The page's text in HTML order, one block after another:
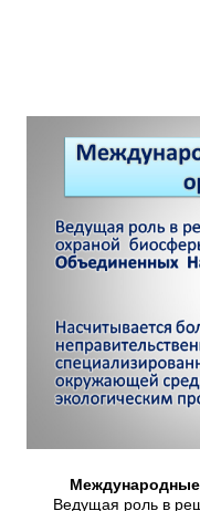
Международные
Ведущая роль в